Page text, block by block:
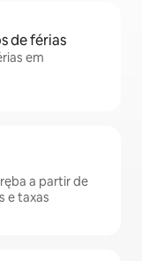
de férias
em
a partir de
e taxas